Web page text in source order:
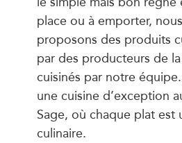
place ou à emporter,
proposons des produits
par des producteurs de
cuisinés par notre
une cuisine d’exception
Sage, où chaque plat est
culinaire.